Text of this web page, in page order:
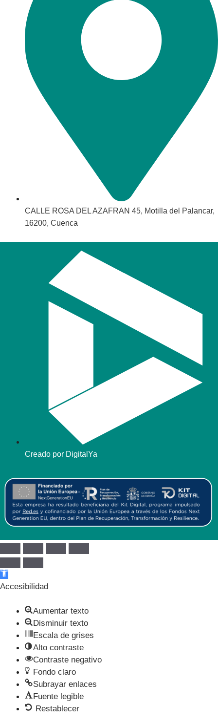
CALLE ROSA DEL AZAFRAN 45, Motilla del Palancar,
16200, Cuenca
Creado por DigitalYa
Abrir barra de herramientas
Accesibilidad
Aumentar texto
Disminuir texto
Escala de grises
Alto contraste
Contraste negativo
Fondo claro
Subrayar enlaces
Fuente legible
Restablecer